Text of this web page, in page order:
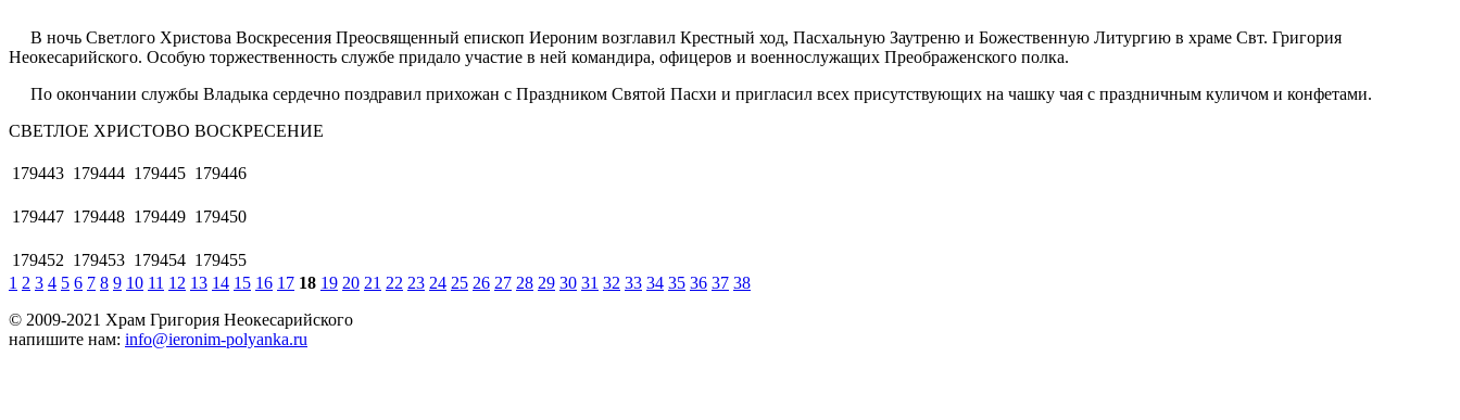
В ночь Светлого Христова Воскресения Преосвященный епископ Иероним возглавил Крестный ход, Пасхальную Заутреню и Божественную Литургию в храме Свт. Григория
Неокесарийского. Особую торжественность службе придало участие в ней командира, офицеров и военнослужащих Преображенского полка.
По окончании службы Владыка сердечно поздравил прихожан с Праздником Святой Пасхи и пригласил всех присутствующих на чашку чая с праздничным куличом и конфетами.
СВЕТЛОЕ ХРИСТОВО ВОСКРЕСЕНИЕ
179443 179444 179445 179446
179447 179448 179449 179450
179452 179453 179454 179455
1 2 3 4 5 6 7 8 9 10 11 12 13 14 15 16 17 18 19 20 21 22 23 24 25 26 27 28 29 30 31 32 33 34 35 36 37 38
© 2009-2021 Храм Григория Неокесарийского
напишите нам: info@ieronim-polyanka.ru